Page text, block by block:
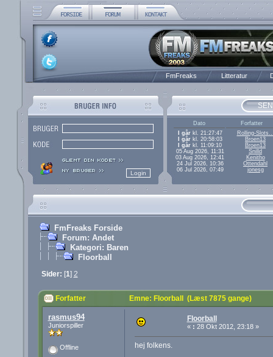
FmFreaks Litteratur
Dato
Forfatter
I gårkl. 21:27:47
Rolling-
I gårkl. 20:58:03
Broen13
I går kl. 11:09:10
Broen13
05 Aug 2026, 11:31
Snilld
03 Aug 2026, 12:41
Kenitho
24 Jul 2026, 10:36
Ottendahl
06 Jul 2026, 07:49
jonesg
FmFreaks Forside
Forum: Andet
Kategori: Baren
Floorball
Sider: [1] 2
Forfatter Emne: Floorball (Læst 7875 gange)
rasmus94
Juniorspiller
Offline
Floorball
« : 28 Okt 2012, 23:18 »
hej folkens.